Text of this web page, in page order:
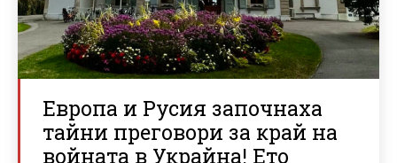
Европа и Русия започнаха
тайни преговори за край на
войната в Украйна! Ето